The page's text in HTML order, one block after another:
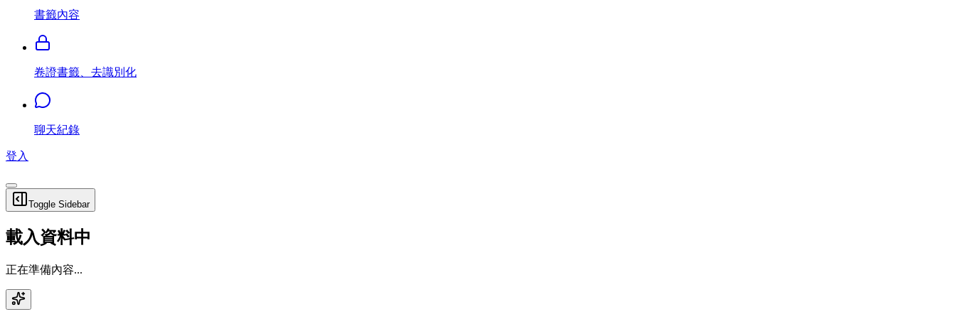
書籤內容
卷證書籤、去識別化
聊天紀錄
登入
Toggle Sidebar
載入資料中
正在準備內容...